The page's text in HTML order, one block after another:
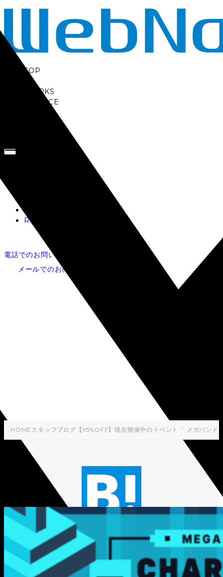
TOP
WORKS
SERVICE
RECRUIT
電話でのお問い合わせ
メールでのお問い合わせ
【95%OFF】現在開催中のイ
ベント「 メガバンドルセール
」でUnityのアセットをお得
HOME スタッフブログ 【95%OFF】現在開催中のイベント「 メガバン